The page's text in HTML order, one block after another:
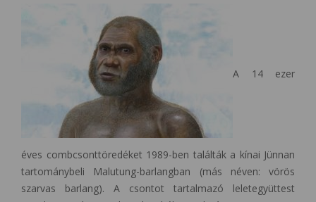
A 14 ezer
éves combcsonttöredéket 1989-ben találták a kínai Jünnan
tartománybeli Malutung-barlangban (más néven: vörös
szarvas barlang). A csontot tartalmazó leletegyüttest